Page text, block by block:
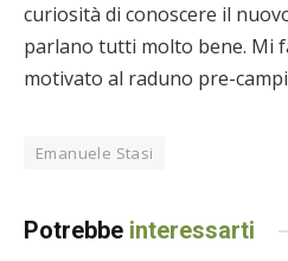
curiosità di conoscere il
parlano tutti molto bene. Mi
motivato al raduno pre-
Emanuele Stasi
Potrebbe interessarti